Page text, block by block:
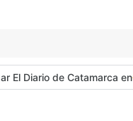
El Diario de Catamarca en